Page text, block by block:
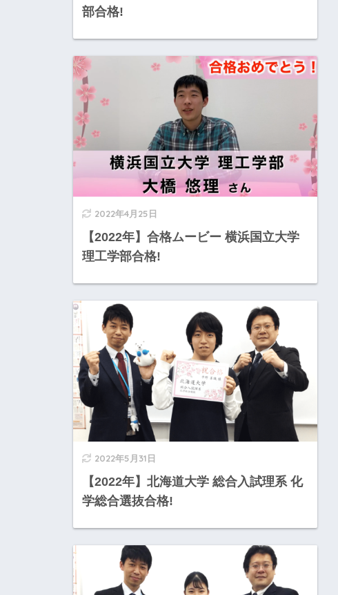
部合格!
2022年4月25日
【2022年】合格ムービー 横浜国立大学
理工学部合格!
2022年5月31日
【2022年】北海道大学 総合入試理系 化
学総合選抜合格!